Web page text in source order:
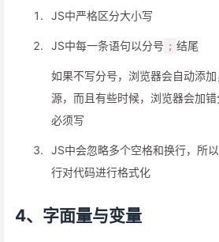
JS中严格区分大小写
JS中每一条语句以分号 ; 结尾
如果不写分号，浏览器会自动添
源，而且有些时候，浏览器会加
必须写
JS中会忽略多个空格和换行，所
行对代码进行格式化
4、字面量与变量